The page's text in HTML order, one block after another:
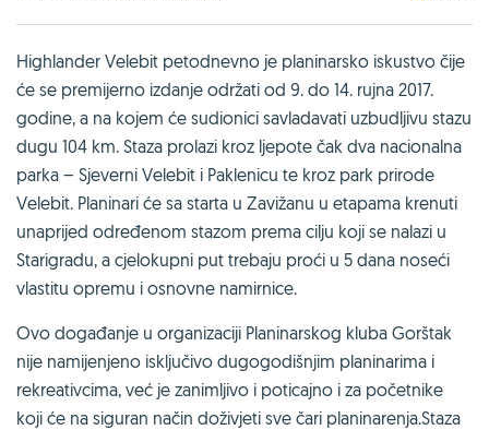
Highlander Velebit petodnevno je planinarsko iskustvo čije
će se premijerno izdanje održati od 9. do 14. rujna 2017.
godine, a na kojem će sudionici savladavati uzbudljivu stazu
dugu 104 km. Staza prolazi kroz ljepote čak dva nacionalna
parka – Sjeverni Velebit i Paklenicu te kroz park prirode
Velebit. Planinari će sa starta u Zavižanu u etapama krenuti
unaprijed određenom stazom prema cilju koji se nalazi u
Starigradu, a cjelokupni put trebaju proći u 5 dana noseći
vlastitu opremu i osnovne namirnice.
Ovo događanje u organizaciji Planinarskog kluba Gorštak
nije namijenjeno isključivo dugogodišnjim planinarima i
rekreativcima, već je zanimljivo i poticajno i za početnike
koji će na siguran način doživjeti sve čari planinarenja.Staza